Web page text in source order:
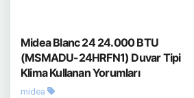
Midea Blanc 24 24.000 BTU
(MSMADU-24HRFN1) Duvar Tipi
Klima Kullanan Yorumları
midea